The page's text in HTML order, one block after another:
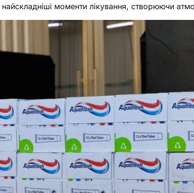
найскладніші моменти лікування, створюючи